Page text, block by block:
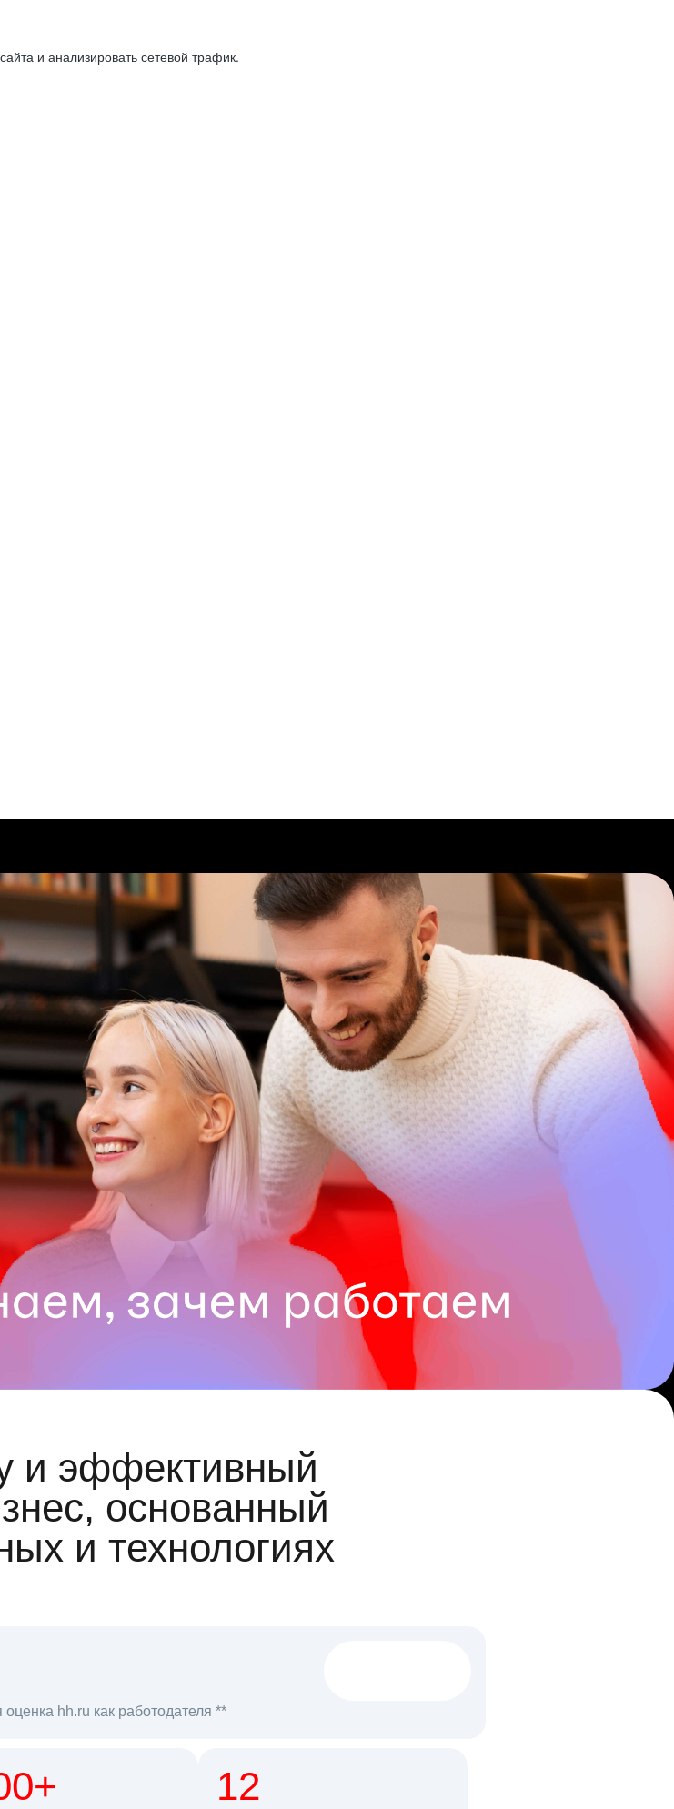
и анализировать сетевой трафик.
и эффективный
основанный
и технологиях
оценка hh.ru как работодателя **
68 млн 12